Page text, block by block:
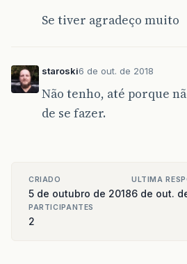
Se tiver agradeço muito
staroski6 de out. de 2018
Não tenho, até porque
de se fazer.
CRIADO
5 de outubro de 2018
ULTIMA
6 de out.
PARTICIPANTES
2